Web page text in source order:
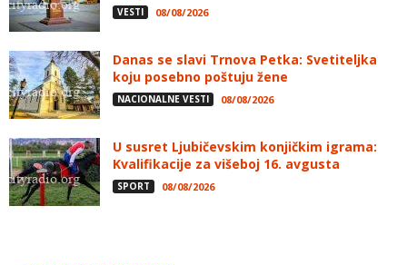
VESTI 08/08/2026
Danas se slavi Trnova Petka: Svetiteljka
koju posebno poštuju žene
NACIONALNE VESTI 08/08/2026
U susret Ljubičevskim konjičkim igrama:
Kvalifikacije za višeboj 16. avgusta
SPORT 08/08/2026